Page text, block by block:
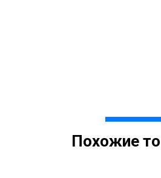
Похожие